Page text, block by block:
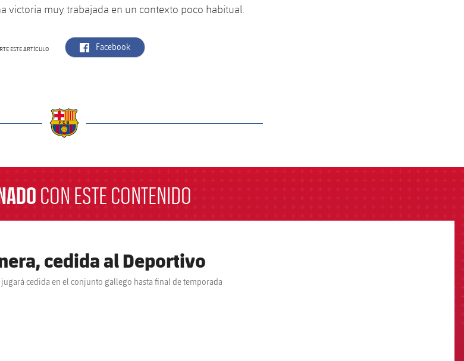
victoria muy trabajada en un contexto poco habitual.
ESTE ARTÍCULO label.aria.facebook
Facebook
CON ESTE CONTENIDO
cedida al Deportivo
cedida en el conjunto gallego hasta final de temporada